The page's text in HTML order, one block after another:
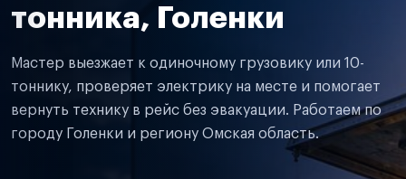
тонника, Голенки
Мастер выезжает к одиночному грузовику или 10-
тоннику, проверяет электрику на месте и помогает
вернуть технику в рейс без эвакуации. Работаем по
городу Голенки и региону Омская область.